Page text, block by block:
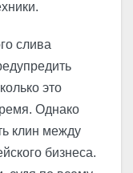
слива
это
Однако
клин между
бизнеса.